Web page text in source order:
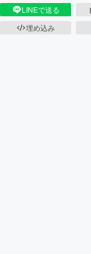
LINEで送る
埋め込み